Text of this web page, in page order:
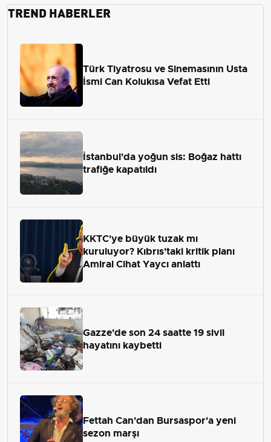
TREND HABERLER
Türk Tiyatrosu ve Sinemasının Usta
İsmi Can Kolukısa Vefat Etti
İstanbul'da yoğun sis: Boğaz hattı
trafiğe kapatıldı
KKTC'ye büyük tuzak mı
kuruluyor? Kıbrıs'taki kritik planı
Amiral Cihat Yaycı anlattı
Gazze'de son 24 saatte 19 sivil
hayatını kaybetti
Fettah Can'dan Bursaspor'a yeni
sezon marşı